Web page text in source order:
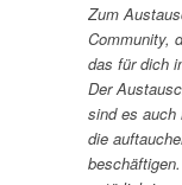
Zum
Community,
das für dich
Der
sind es auch
die